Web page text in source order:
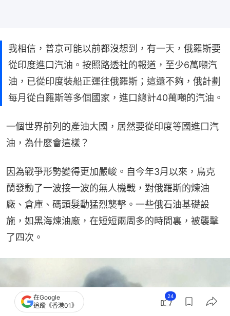
我相信，普京可能以前都沒想到，有一天，俄羅斯要
從印度進口汽油。按照路透社的報道，至少6萬噸汽
油，已從印度裝船正運往俄羅斯；這還不夠，俄計劃
每月從白羅斯等多個國家，進口總計40萬噸的汽油。
一個世界前列的產油大國，居然要從印度等國進口汽
油，為什麼會這樣？
因為戰爭形勢變得更加嚴峻。自今年3月以來，烏克
蘭發動了一波接一波的無人機戰，對俄羅斯的煉油
廠、倉庫、碼頭髮動猛烈襲擊。一些俄石油基礎設
施，如黑海煉油廠，在短短兩周多的時間裏，被襲擊
了四次。
在Google
追蹤《香港01》
24